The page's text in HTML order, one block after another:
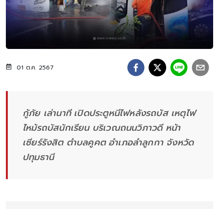
01 ต.ค. 2567
กู้ภัย เล่านาที เปิดประตูหนีไฟหลังรถบัส เหตุไฟ
ไหม้รถบัสนักเรียน บริเวณถนนวิภาวดี หน้า
เซียร์รังสิต ตำบลคูคต อำเภอลำลูกกา จังหวัด
ปทุมธานี